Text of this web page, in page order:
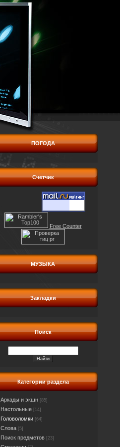
ПОГОДА
Счетчик
Free Counter
МУЗЫКА
Закладки
Поиск
Категории раздела
Аркады и экшн [85]
Настольные [14]
Головоломки [64]
Слова [5]
Поиск предметов [23]